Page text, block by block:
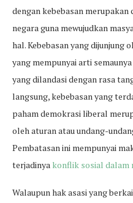
dengan kebebasan
negara guna mewujudkan
hal. Kebebasan yang dijunjung
yang mempunyai arti
yang dilandasi dengan rasa
langsung, kebebasan yang
paham demokrasi liberal
oleh aturan atau undang-
Pembatasan ini mempunyai
terjadinya konflik sosial dalam
Walaupun hak asasi yang